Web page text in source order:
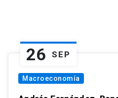
26 SEP
Macroeconomía